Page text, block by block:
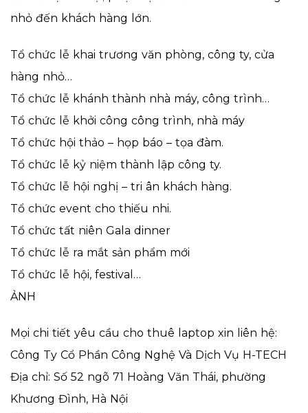
nhỏ đến khách hàng lớn.
Tổ chức lễ khai trương văn phòng, công ty, cửa
hàng nhỏ…
Tổ chức lễ khánh thành nhà máy, công trình…
Tổ chức lễ khởi công công trình, nhà máy
Tổ chức hội thảo – họp báo – tọa đàm.
Tổ chức lễ kỷ niệm thành lập công ty.
Tổ chức lễ hội nghị – tri ân khách hàng.
Tổ chức event cho thiếu nhi.
Tổ chức tất niên Gala dinner
Tổ chức lễ ra mắt sản phẩm mới
Tổ chức lễ hội, festival…
ẢNH
Mọi chi tiết yêu cầu cho thuê laptop xin liên hệ:
Công Ty Cổ Phần Công Nghệ Và Dịch Vụ H-TECH
Địa chỉ: Số 52 ngõ 71 Hoàng Văn Thái, phường
Khương Đình, Hà Nội